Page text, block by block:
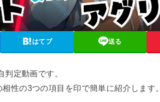
はてブ 送る
定動画です。
性の3つの項目を印で簡単に紹介します。